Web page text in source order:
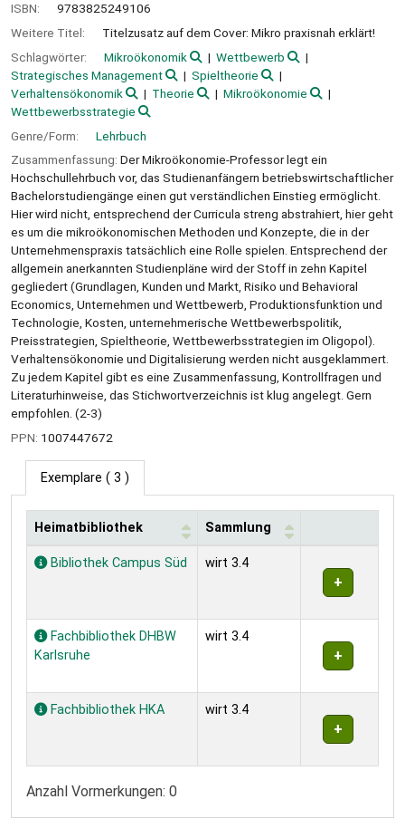
ISBN:
9783825249106
Weitere Titel:
Titelzusatz auf dem Cover: Mikro praxisnah erklärt!
Schlagwörter:
Mikroökonomik
Wettbewerb
Strategisches Management
Spieltheorie
Verhaltensökonomik
Theorie
Mikroökonomie
Wettbewerbsstrategie
Genre/Form:
Lehrbuch
Zusammenfassung: Der Mikroökonomie-Professor legt ein
Hochschullehrbuch vor, das Studienanfängern betriebswirtschaftlicher
Bachelorstudiengänge einen gut verständlichen Einstieg ermöglicht.
Hier wird nicht, entsprechend der Curricula streng abstrahiert, hier geht
es um die mikroökonomischen Methoden und Konzepte, die in der
Unternehmenspraxis tatsächlich eine Rolle spielen. Entsprechend der
allgemein anerkannten Studienpläne wird der Stoff in zehn Kapitel
gegliedert (Grundlagen, Kunden und Markt, Risiko und Behavioral
Economics, Unternehmen und Wettbewerb, Produktionsfunktion und
Technologie, Kosten, unternehmerische Wettbewerbspolitik,
Preisstrategien, Spieltheorie, Wettbewerbsstrategien im Oligopol).
Verhaltensökonomie und Digitalisierung werden nicht ausgeklammert.
Zu jedem Kapitel gibt es eine Zusammenfassung, Kontrollfragen und
Literaturhinweise, das Stichwortverzeichnis ist klug angelegt. Gern
empfohlen. (2-3)
PPN: 1007447672
Exemplare ( 3 )
Exemplare
Heimatbibliothek Sammlung
Bibliothek Campus Süd wirt 3.4
Fachbibliothek DHBW
Karlsruhe
wirt 3.4
Fachbibliothek HKA wirt 3.4
Anzahl Vormerkungen: 0